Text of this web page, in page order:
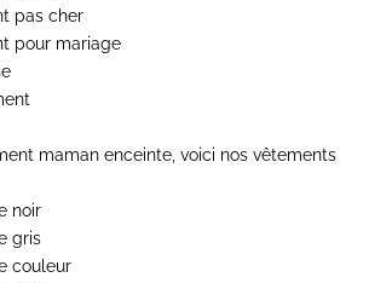
pas cher
pour mariage
maman enceinte, voici nos vêtements
noir
gris
couleur